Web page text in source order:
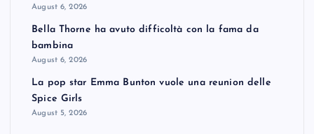
August 6, 2026
Bella Thorne ha avuto difficoltà con la fama da
bambina
August 6, 2026
La pop star Emma Bunton vuole una reunion delle
Spice Girls
August 5, 2026